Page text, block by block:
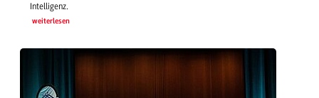
Intelligenz.
weiterlesen